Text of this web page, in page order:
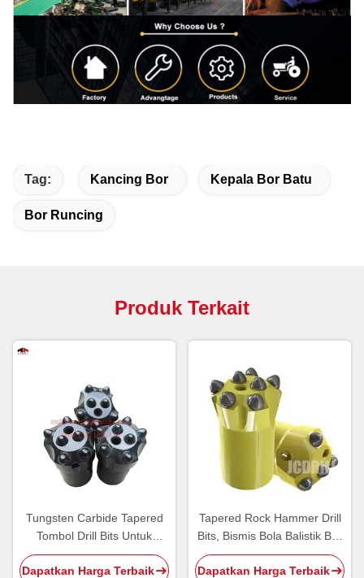
Tag: Kancing Bor Kepala Bor Batu
Bor Runcing
Produk Terkait
Tungsten Carbide Tapered
Tombol Drill Bits Untuk
Quarry Tunnel Bench Drilling
Dapatkan Harga Terbaik
Tapered Rock Hammer Drill
Bits, Bismis Bola Balistik Bits
7 Gelar
Dapatkan Harga Terbaik